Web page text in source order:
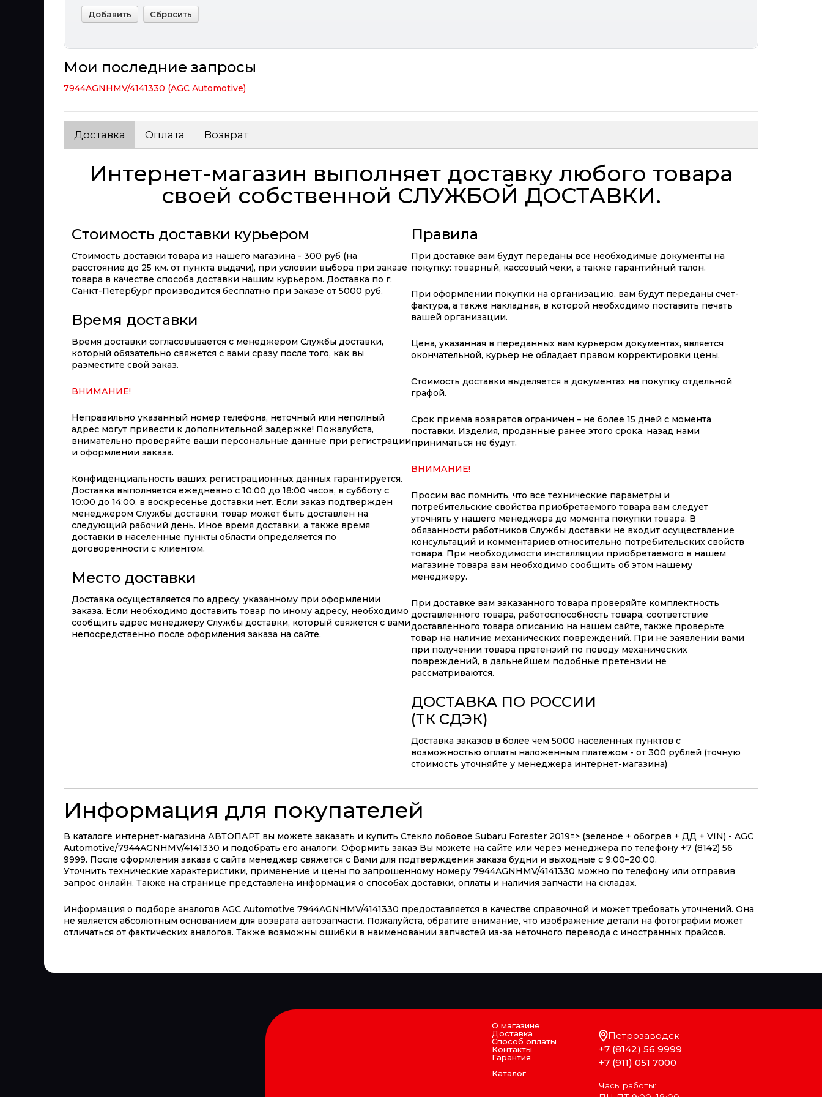
Мои последние запросы
7944AGNHMV/4141330 (AGC Automotive)
Доставка Оплата Возврат
Интернет-магазин выполняет доставку любого товара
своей собственной СЛУЖБОЙ ДОСТАВКИ.
Стоимость доставки курьером
Стоимость доставки товара из нашего магазина - 300 руб (на
расстояние до 25 км. от пункта выдачи), при условии выбора при заказе
товара в качестве способа доставки нашим курьером. Доставка по г.
Санкт-Петербург производится бесплатно при заказе от 5000 руб.
Время доставки
Время доставки согласовывается с менеджером Службы доставки,
который обязательно свяжется с вами сразу после того, как вы
разместите свой заказ.
ВНИМАНИЕ!
Неправильно указанный номер телефона, неточный или неполный
адрес могут привести к дополнительной задержке! Пожалуйста,
внимательно проверяйте ваши персональные данные при регистрации
и оформлении заказа.
Конфиденциальность ваших регистрационных данных гарантируется.
Доставка выполняется ежедневно с 10:00 до 18:00 часов, в субботу с
10:00 до 14:00, в воскресенье доставки нет. Если заказ подтвержден
менеджером Службы доставки, товар может быть доставлен на
следующий рабочий день. Иное время доставки, а также время
доставки в населенные пункты области определяется по
договоренности с клиентом.
Место доставки
Доставка осуществляется по адресу, указанному при оформлении
заказа. Если необходимо доставить товар по иному адресу, необходимо
сообщить адрес менеджеру Службы доставки, который свяжется с вами
непосредственно после оформления заказа на сайте.
Правила
При доставке вам будут переданы все необходимые документы на
покупку: товарный, кассовый чеки, а также гарантийный талон.
При оформлении покупки на организацию, вам будут переданы счет-
фактура, а также накладная, в которой необходимо поставить печать
вашей организации.
Цена, указанная в переданных вам курьером документах, является
окончательной, курьер не обладает правом корректировки цены.
Стоимость доставки выделяется в документах на покупку отдельной
графой.
Срок приема возвратов ограничен – не более 15 дней с момента
поставки. Изделия, проданные ранее этого срока, назад нами
приниматься не будут.
ВНИМАНИЕ!
Просим вас помнить, что все технические параметры и
потребительские свойства приобретаемого товара вам следует
уточнять у нашего менеджера до момента покупки товара. В
обязанности работников Службы доставки не входит осуществление
консультаций и комментариев относительно потребительских свойств
товара. При необходимости инсталляции приобретаемого в нашем
магазине товара вам необходимо сообщить об этом нашему
менеджеру.
При доставке вам заказанного товара проверяйте комплектность
доставленного товара, работоспособность товара, соответствие
доставленного товара описанию на нашем сайте, также проверьте
товар на наличие механических повреждений. При не заявлении вами
при получении товара претензий по поводу механических
повреждений, в дальнейшем подобные претензии не
рассматриваются.
ДОСТАВКА ПО РОССИИ
(ТК СДЭК)
Доставка заказов в более чем 5000 населенных пунктов с
возможностью оплаты наложенным платежом - от 300 рублей (точную
стоимость уточняйте у менеджера интернет-магазина)
Информация для покупателей
В каталоге интернет-магазина АВТОПАРТ вы можете заказать и купить Стекло лобовое Subaru Forester 2019=> (зеленое + обогрев + ДД + VIN) - AGC
Automotive/7944AGNHMV/4141330 и подобрать его аналоги. Оформить заказ Вы можете на сайте или через менеджера по телефону +7 (8142) 56
9999. После оформления заказа с сайта менеджер свяжется с Вами для подтверждения заказа будни и выходные с 9:00–20:00.
Уточнить технические характеристики, применение и цены по запрошенному номеру 7944AGNHMV/4141330 можно по телефону или отправив
запрос онлайн. Также на странице представлена информация о способах доставки, оплаты и наличия запчасти на складах.
Информация о подборе аналогов AGC Automotive 7944AGNHMV/4141330 предоставляется в качестве справочной и может требовать уточнений. Она
не является абсолютным основанием для возврата автозапчасти. Пожалуйста, обратите внимание, что изображение детали на фотографии может
отличаться от фактических аналогов. Также возможны ошибки в наименовании запчастей из-за неточного перевода с иностранных прайсов.
О магазине
Доставка
Способ оплаты
Контакты
Гарантия
Каталог
Петрозаводск
+7 (8142) 56 9999
+7 (911) 051 7000
Часы работы: